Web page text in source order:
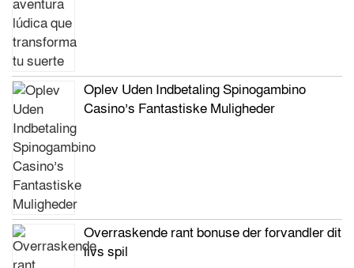
Oplev Uden Indbetaling Spinogambino
Casino’s Fantastiske Muligheder
Overraskende rant bonuse der forvandler dit
livs spil